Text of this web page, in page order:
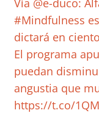
Vía @e-duco:
#Mindfulness
dictará en
El programa
puedan
angustia que
https://t.co/